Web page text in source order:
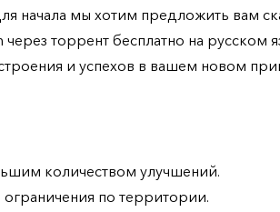
начала мы хотим предложить вам
торрент бесплатно на русском
и успехов в вашем новом
количеством улучшений.
по территории.